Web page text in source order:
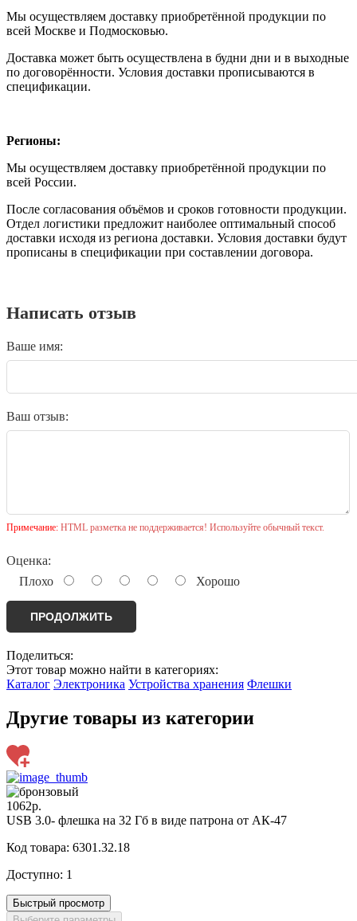
Мы осуществляем доставку приобретённой продукции по
всей Москве и Подмосковью.
Доставка может быть осуществлена в будни дни и в выходные
по договорённости. Условия доставки прописываются в
спецификации.
Регионы:
Мы осуществляем доставку приобретённой продукции по
всей России.
После согласования объёмов и сроков готовности продукции.
Отдел логистики предложит наиболее оптимальный способ
доставки исходя из региона доставки. Условия доставки будут
прописаны в спецификации при составлении договора.
Написать отзыв
Ваше имя:
Ваш отзыв:
Примечание: HTML разметка не поддерживается! Используйте обычный текст.
Оценка:
Плохо
Хорошо
ПРОДОЛЖИТЬ
Поделиться:
Этот товар можно найти в категориях:
Каталог Электроника Устройства хранения Флешки
Другие товары из категории
1062р.
USB 3.0- флешка на 32 Гб в виде патрона от АК-47
Код товара: 6301.32.18
Доступно: 1
Быстрый просмотр